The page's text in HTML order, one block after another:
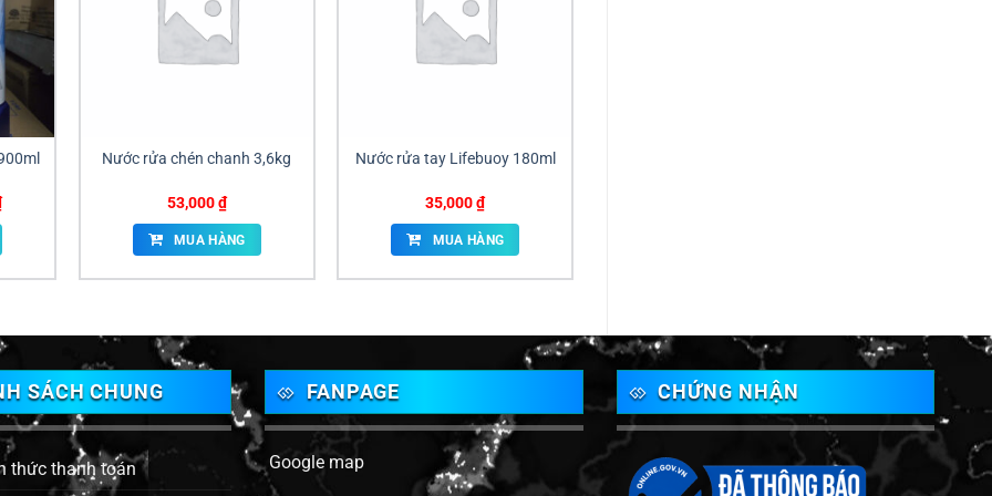
Giá
hiện
tại
là:
Nước rửa chén chanh 3,6kg
53,000₫
MUA HÀNG
Nước rửa tay Lifebuoy 180ml
35,000₫
MUA HÀNG
SÁCH CHUNG
thức thanh toán
FANPAGE
Google map
CHỨNG NHẬN